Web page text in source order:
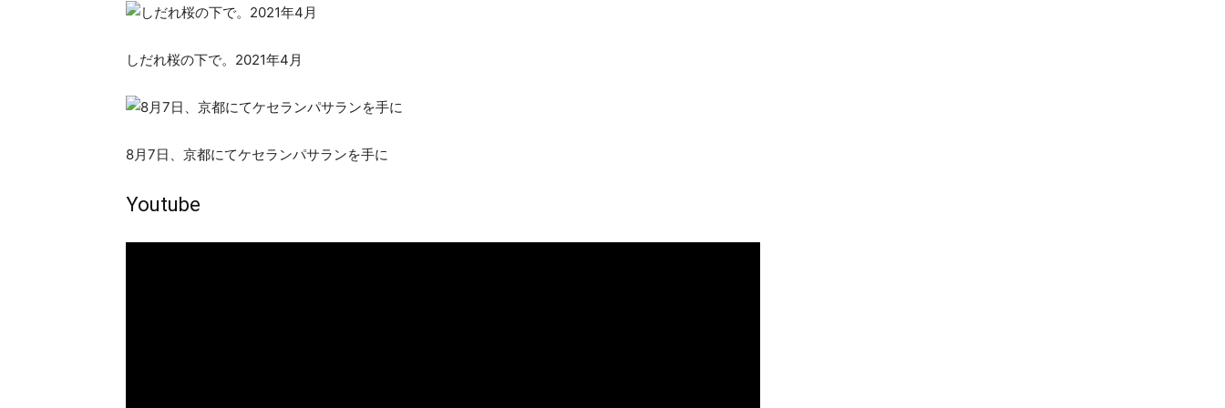
しだれ桜の下で。2021年4月
8月7日、京都にてケセランパサランを手に
Youtube